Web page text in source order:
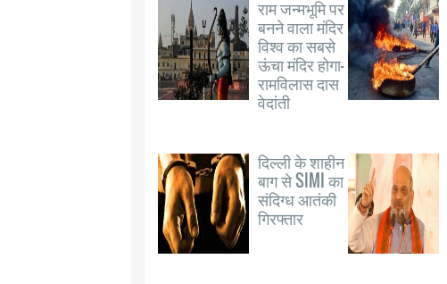
राम जन्मभूमि पर
बनने वाला मंदिर
विश्व का सबसे
ऊंचा मंदिर होगा-
रामविलास दास
वेदांती
दिल्ली के शाहीन
बाग से SIMI का
संदिग्ध आतंकी
गिरफ्तार